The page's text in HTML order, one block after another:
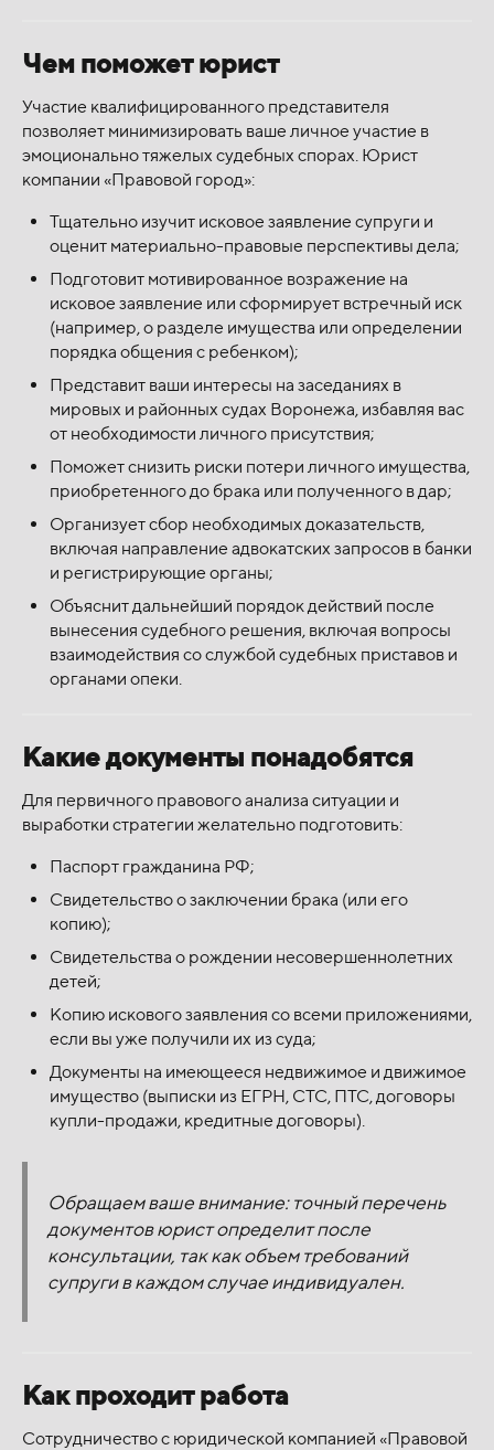
Чем поможет юрист
Участие квалифицированного представителя
позволяет минимизировать ваше личное участие в
эмоционально тяжелых судебных спорах. Юрист
компании «Правовой город»:
Тщательно изучит исковое заявление супруги и
оценит материально-правовые перспективы дела;
Подготовит мотивированное возражение на
исковое заявление или сформирует встречный иск
(например, о разделе имущества или определении
порядка общения с ребенком);
Представит ваши интересы на заседаниях в
мировых и районных судах Воронежа, избавляя вас
от необходимости личного присутствия;
Поможет снизить риски потери личного имущества,
приобретенного до брака или полученного в дар;
Организует сбор необходимых доказательств,
включая направление адвокатских запросов в банки
и регистрирующие органы;
Объяснит дальнейший порядок действий после
вынесения судебного решения, включая вопросы
взаимодействия со службой судебных приставов и
органами опеки.
Какие документы понадобятся
Для первичного правового анализа ситуации и
выработки стратегии желательно подготовить:
Паспорт гражданина РФ;
Свидетельство о заключении брака (или его
копию);
Свидетельства о рождении несовершеннолетних
детей;
Копию искового заявления со всеми приложениями,
если вы уже получили их из суда;
Документы на имеющееся недвижимое и движимое
имущество (выписки из ЕГРН, СТС, ПТС, договоры
купли-продажи, кредитные договоры).
Обращаем ваше внимание: точный перечень
документов юрист определит после
консультации, так как объем требований
супруги в каждом случае индивидуален.
Как проходит работа
Сотрудничество с юридической компанией «Правовой